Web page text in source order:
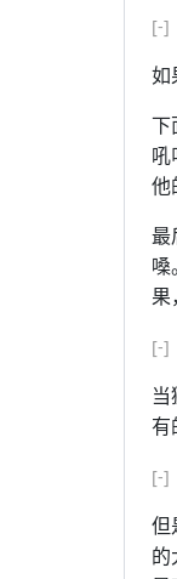
[-]
如
下
吼
他
最
嗓
果
[-]
有
[-]
但
的